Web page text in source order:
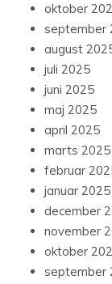
oktober
september
august
juli 2025
juni 2025
maj 2025
april 2025
marts 2025
februar
januar 2025
december
november
oktober
september